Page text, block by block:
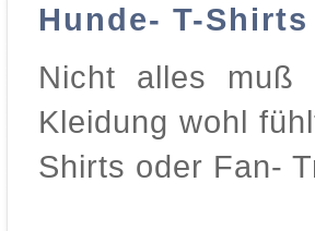
Hunde- T-
Nicht alles muß
Kleidung wohl
Shirts oder Fan-